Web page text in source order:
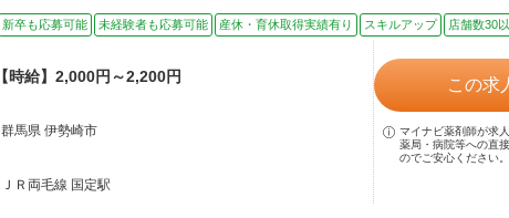
新卒も応募可能 未経験者も応募可能 産休・育休取得実績有り スキルアップ 店舗数30
【時給】2,000円～2,200円
群馬県 伊勢崎市
ＪＲ両毛線 国定駅
この求
マイナビ薬剤師が求
薬局・病院等への直
のでご安心ください。